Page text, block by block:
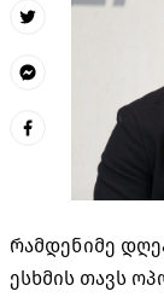
რამდენიმე
ესხმის თავს